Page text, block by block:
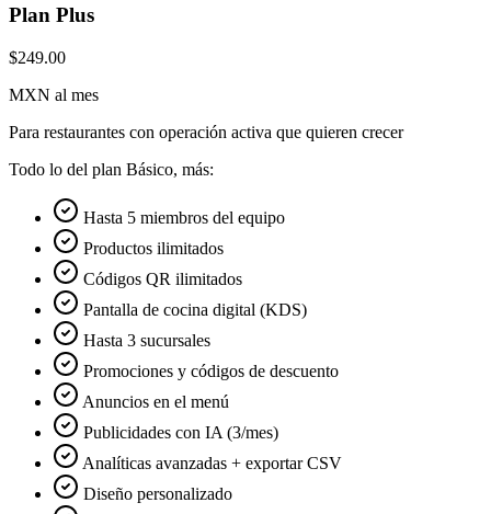
Plan Plus
$249.00
MXN al mes
Para restaurantes con operación activa que quieren crecer
Todo lo del plan Básico, más:
Hasta 5 miembros del equipo
Productos ilimitados
Códigos QR ilimitados
Pantalla de cocina digital (KDS)
Hasta 3 sucursales
Promociones y códigos de descuento
Anuncios en el menú
Publicidades con IA (3/mes)
Analíticas avanzadas + exportar CSV
Diseño personalizado